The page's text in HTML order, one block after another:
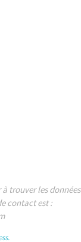
trouver les données
contact est :